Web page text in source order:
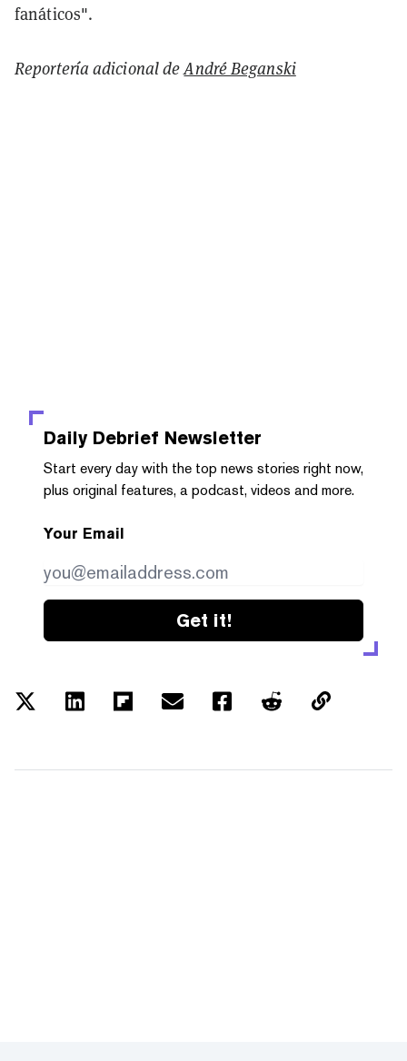
fanáticos".
Reportería adicional deAndré Beganski
Daily Debrief Newsletter
Start every day with the top news stories right now,
plus original features, a podcast, videos and more.
Your Email
Get it!